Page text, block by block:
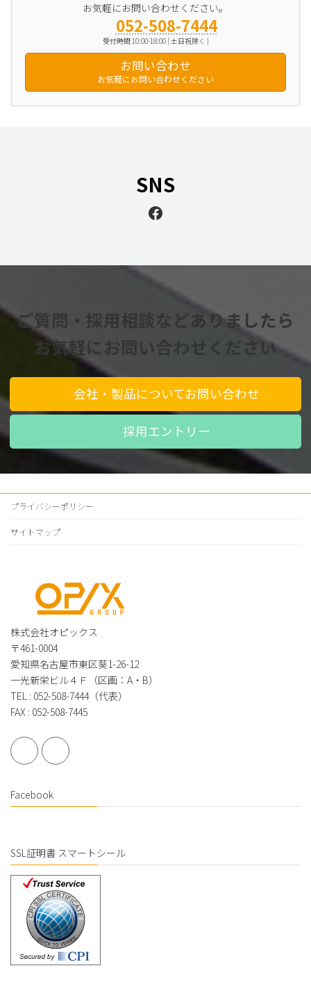
お気軽にお問い合わせください。
052-508-7444
受付時間 10:00-18:00 [ 土日祝除く ]
お問い合わせ
お気軽にお問い合わせください
SNS
Facebook
ご質問・採用相談などありましたら
お気軽にお問い合わせください
会社・製品についてお問い合わせ
採用エントリー
プライバシーポリシー
サイトマップ
株式会社オピックス
〒461-0004
愛知県名古屋市東区葵1-26-12
一光新栄ビル４Ｆ（区画：A・B）
TEL : 052-508-7444（代表）
FAX : 052-508-7445
Facebook
SSL証明書 スマートシール